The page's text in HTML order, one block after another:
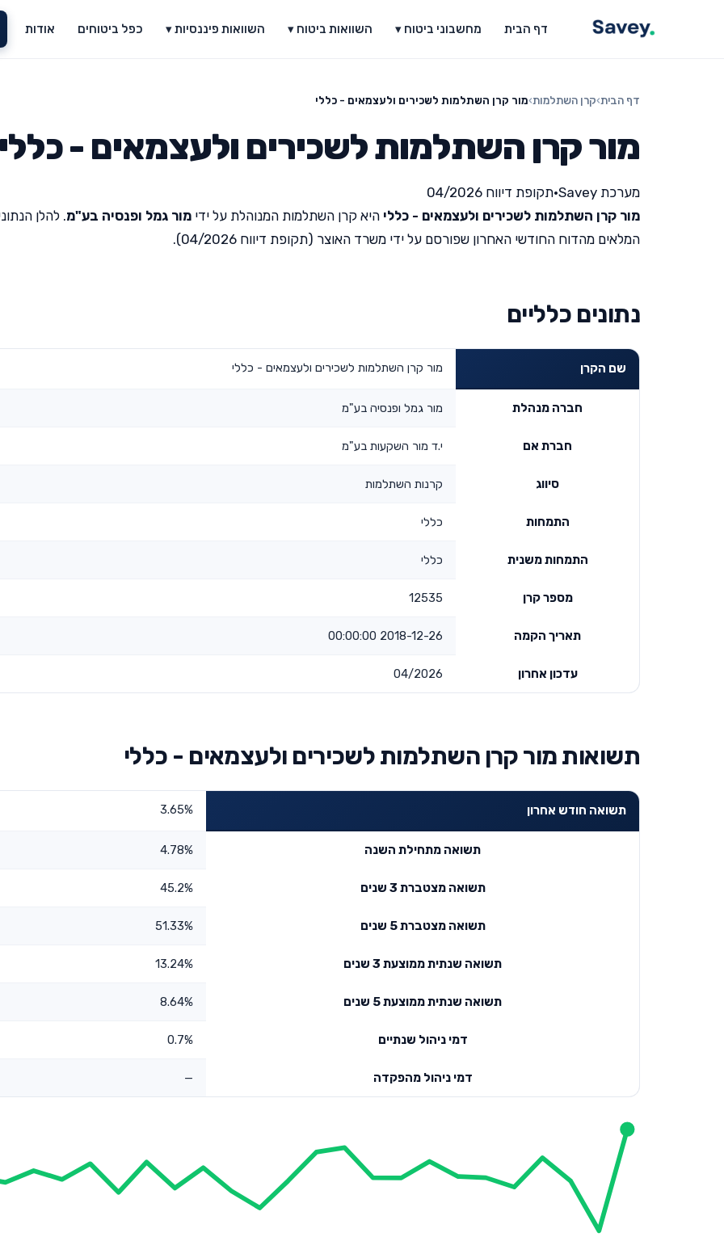
דף הבית מחשבוני ביטוח ▾ השוואות ביטוח ▾ השוואות פיננסיות ▾ כפל ביטוחים אודות
דף הבית›קרן השתלמות›מור קרן השתלמות לשכירים ולעצמאים - כללי
מור קרן השתלמות לשכירים ולעצמאים -
מערכת Savey •תקופת דיווח 04/2026
מור קרן השתלמות לשכירים ולעצמאים - כללי היא קרן השתלמות המנוהלת על ידי מור גמל ופנסיה בע"מ. להלן
המלאים מהדוח החודשי האחרון שפורסם על ידי משרד האוצר (תקופת דיווח 04/2026).
נתונים כלליים
שם הקרן מור קרן השתלמות לשכירים ולעצמאים - כללי
חברה מנהלת מור גמל ופנסיה בע"מ
חברת אם י.ד מור השקעות בע"מ
סיווג קרנות השתלמות
התמחות כללי
התמחות משנית כללי
מספר קרן 12535
תאריך הקמה 2018-12-26 00:00:00
עדכון אחרון 04/2026
תשואות מור קרן השתלמות לשכירים ולעצמאים - כללי
תשואה חודש אחרון 3.65%
תשואה מתחילת השנה 4.78%
תשואה מצטברת 3 שנים 45.2%
תשואה מצטברת 5 שנים 51.33%
תשואה שנתית ממוצעת 3 שנים 13.24%
תשואה שנתית ממוצעת 5 שנים 8.64%
דמי ניהול שנתיים 0.7%
דמי ניהול מהפקדה —